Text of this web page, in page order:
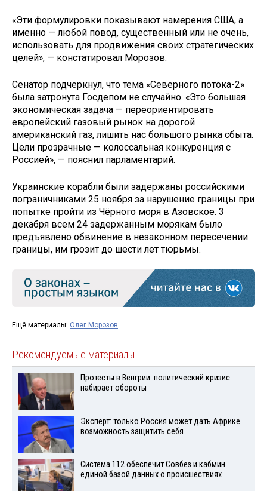
«Эти формулировки показывают намерения США, а
именно — любой повод, существенный или не очень,
использовать для продвижения своих стратегических
целей», — констатировал Морозов.
Сенатор подчеркнул, что тема «Северного потока-2»
была затронута Госдепом не случайно. «Это большая
экономическая задача — переориентировать
европейский газовый рынок на дорогой
американский газ, лишить нас большого рынка сбыта.
Цели прозрачные — колоссальная конкуренция с
Россией», — пояснил парламентарий.
Украинские корабли были задержаны российскими
пограничниками 25 ноября за нарушение границы при
попытке пройти из Чёрного моря в Азовское. 3
декабря всем 24 задержанным морякам было
предъявлено обвинение в незаконном пересечении
границы, им грозит до шести лет тюрьмы.
Ещё материалы: Олег Морозов
Рекомендуемые материалы
Протесты в Венгрии: политический кризис
набирает обороты
Эксперт: только Россия может дать Африке
возможность защитить себя
Система 112 обеспечит Совбез и кабмин
единой базой данных о происшествиях